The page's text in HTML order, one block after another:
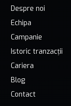
Despre noi
Echipa
Campanie
Istoric tranzacții
Cariera
Blog
Contact